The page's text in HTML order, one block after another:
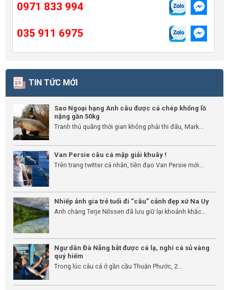
0971 833 994
035 911 6975
TIN TỨC MỚI
Sao Ngoại hạng Anh câu được cá chép khổng lồ
nặng gần 50kg
Tranh thủ quãng thời gian không phải thi đấu, Mark...
Van Persie câu cá mập giải khuây !
Trên trang twitter cá nhân, tiền đạo Van Persie mới...
Nhiếp ảnh gia trẻ tuổi đi “câu” cảnh đẹp xứ Na Uy
Anh chàng Terje Nilssen đã lưu giữ lại khoảnh khắc...
Ngư dân Đà Nẵng bắt được cá lạ, nghi cá sủ vàng
quý hiếm
Trong lúc câu cá ở gần cầu Thuận Phước, 2...